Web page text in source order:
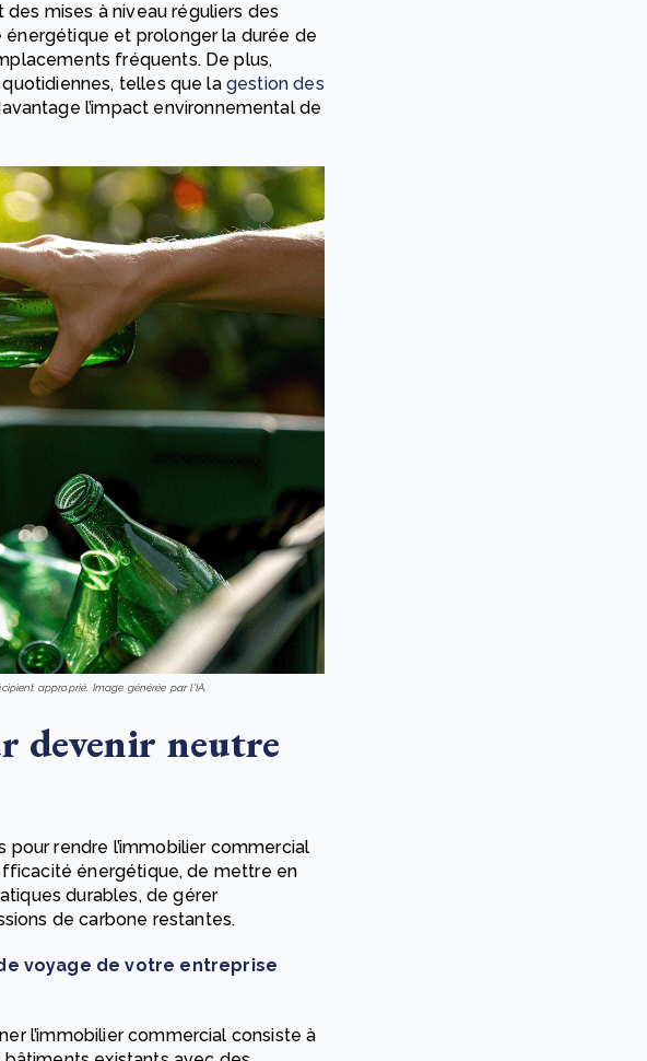
mises à niveau réguliers des
et prolonger la durée de
fréquents. De plus,
telles que la gestion des
l’impact environnemental de
approprié. Image générée par l'IA.
devenir neutre
rendre l’immobilier commercial
énergétique, de mettre en
durables, de gérer
de carbone restantes.
voyage de votre entreprise
l’immobilier commercial consiste à